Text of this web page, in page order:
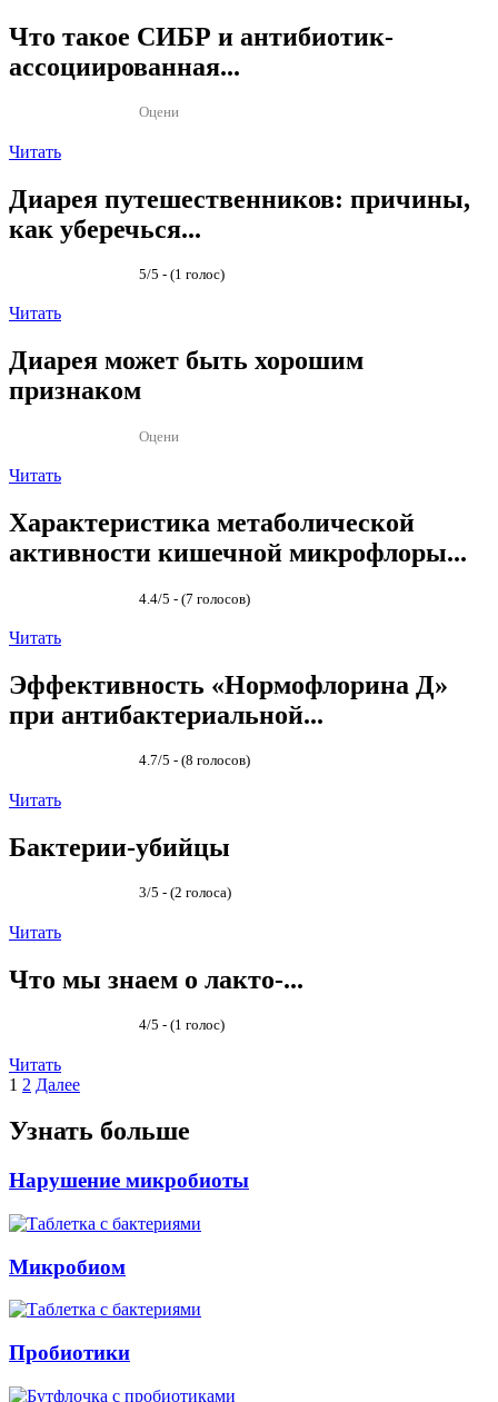
Что такое СИБР и антибиотик-
ассоциированная...
Оцени
Читать
Диарея путешественников: причины,
как уберечься...
5/5 - (1 голос)
Читать
Диарея может быть хорошим
признаком
Оцени
Читать
Характеристика метаболической
активности кишечной микрофлоры...
4.4/5 - (7 голосов)
Читать
Эффективность «Нормофлорина Д»
при антибактериальной...
4.7/5 - (8 голосов)
Читать
Бактерии-убийцы
3/5 - (2 голоса)
Читать
Что мы знаем о лакто-...
4/5 - (1 голос)
Читать
Пагинация
записей
1 2 Далее
Узнать больше
Нарушение микробиоты
Микробиом
Пробиотики